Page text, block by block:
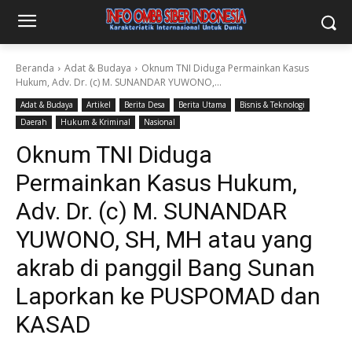
Beranda Adat & Budaya
Oknum TNI Diduga Permainkan Kasus
Hukum, Adv. Dr. (c) M. SUNANDAR YUWONO,...
Adat & Budaya Artikel Berita Desa Berita Utama
Bisnis & Teknologi
Daerah
Hukum & Kriminal Nasional
Oknum TNI Diduga
Permainkan Kasus Hukum,
Adv. Dr. (c) M. SUNANDAR
YUWONO, SH, MH atau yang
akrab di panggil Bang Sunan
Laporkan ke PUSPOMAD dan
KASAD